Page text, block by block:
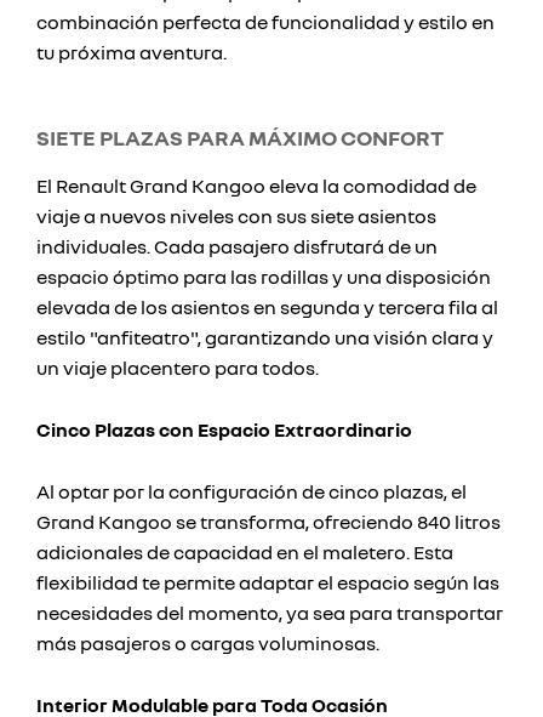
combinación perfecta de funcionalidad y estilo en
tu próxima aventura.
SIETE PLAZAS PARA MÁXIMO CONFORT
El Renault Grand Kangoo eleva la comodidad de
viaje a nuevos niveles con sus siete asientos
individuales. Cada pasajero disfrutará de un
espacio óptimo para las rodillas y una disposición
elevada de los asientos en segunda y tercera fila al
estilo "anfiteatro", garantizando una visión clara y
un viaje placentero para todos.
Cinco Plazas con Espacio Extraordinario
Al optar por la configuración de cinco plazas, el
Grand Kangoo se transforma, ofreciendo 840 litros
adicionales de capacidad en el maletero. Esta
flexibilidad te permite adaptar el espacio según las
necesidades del momento, ya sea para transportar
más pasajeros o cargas voluminosas.
Interior Modulable para Toda Ocasión